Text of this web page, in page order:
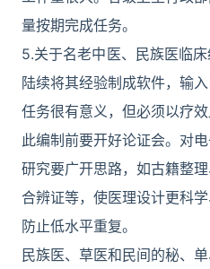
量按期完成任务。
5.关于名老中医、民族医临
陆续将其经验制成软件，输
任务很有意义，但必须以疗
此编制前要开好论证会。对
研究要广开思路，如古籍整
合辨证等，使医理设计更科
防止低水平重复。
民族医、草医和民间的秘、